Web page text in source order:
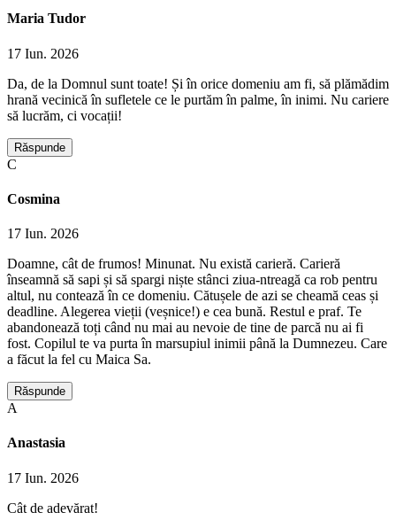
Maria Tudor
17 Iun. 2026
Da, de la Domnul sunt toate! Și în orice domeniu am fi, să plămădim
hrană vecinică în sufletele ce le purtăm în palme, în inimi. Nu cariere
să lucrăm, ci vocații!
Răspunde
C
Cosmina
17 Iun. 2026
Doamne, cât de frumos! Minunat. Nu există carieră. Carieră
înseamnă să sapi și să spargi niște stânci ziua-ntreagă ca rob pentru
altul, nu contează în ce domeniu. Cătușele de azi se cheamă ceas și
deadline. Alegerea vieții (veșnice!) e cea bună. Restul e praf. Te
abandonează toți când nu mai au nevoie de tine de parcă nu ai fi
fost. Copilul te va purta în marsupiul inimii până la Dumnezeu. Care
a făcut la fel cu Maica Sa.
Răspunde
A
Anastasia
17 Iun. 2026
Cât de adevărat!